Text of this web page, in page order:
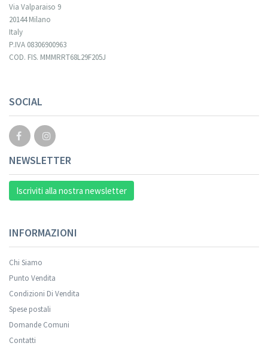
Via Valparaiso 9
20144 Milano
Italy
P.IVA 08306900963
COD. FIS. MMMRRT68L29F205J
SOCIAL
NEWSLETTER
Iscriviti alla nostra newsletter
INFORMAZIONI
Chi Siamo
Punto Vendita
Condizioni Di Vendita
Spese postali
Domande Comuni
Contatti